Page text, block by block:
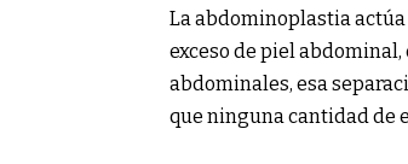
La abdominoplastia
exceso de piel
abdominales, esa
que ninguna cantidad de